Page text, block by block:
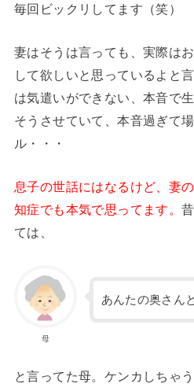
毎回ビックリしてます（笑）
妻はそうは言っても、実際は
して欲しいと思っているよと
は気遣いができない、本音で
そうさせていて、本音過ぎて
ル・・・
息子の世話にはなるけど、妻
知症でも本気で思ってます。
ては、
母
あんたの奥さん
と言ってた母。ケンカしちゃ